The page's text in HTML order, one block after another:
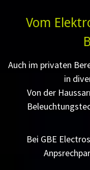
Vom
Auch im privaten
in
Von der
Bei GBE